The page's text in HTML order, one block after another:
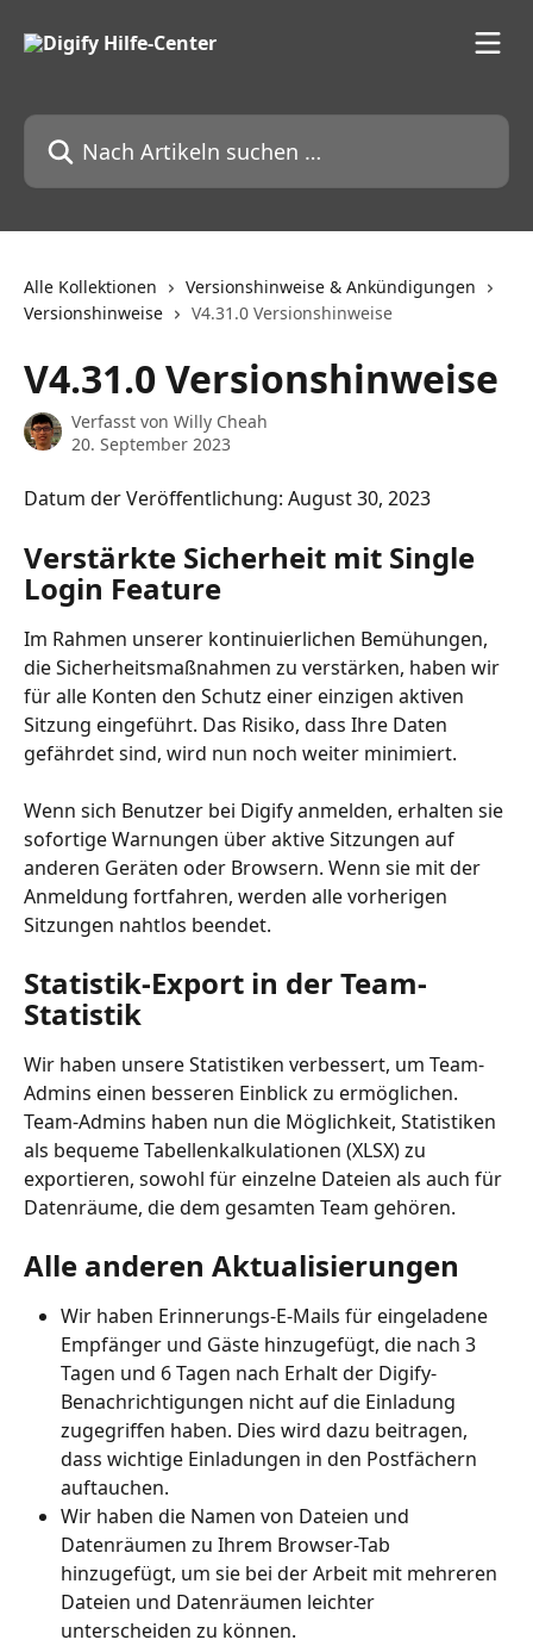
Nach Artikeln suchen …
Alle Kollektionen
Versionshinweise & Ankündigungen
Versionshinweise
V4.31.0 Versionshinweise
V4.31.0 Versionshinweise
Verfasst von Willy Cheah
20. September 2023
Datum der Veröffentlichung: August 30, 2023
Verstärkte Sicherheit mit Single
Login Feature
Im Rahmen unserer kontinuierlichen Bemühungen,
die Sicherheitsmaßnahmen zu verstärken, haben wir
für alle Konten den Schutz einer einzigen aktiven
Sitzung eingeführt. Das Risiko, dass Ihre Daten
gefährdet sind, wird nun noch weiter minimiert.
Wenn sich Benutzer bei Digify anmelden, erhalten sie
sofortige Warnungen über aktive Sitzungen auf
anderen Geräten oder Browsern. Wenn sie mit der
Anmeldung fortfahren, werden alle vorherigen
Sitzungen nahtlos beendet.
Statistik-Export in der Team-
Statistik
Wir haben unsere Statistiken verbessert, um Team-
Admins einen besseren Einblick zu ermöglichen.
Team-Admins haben nun die Möglichkeit, Statistiken
als bequeme Tabellenkalkulationen (XLSX) zu
exportieren, sowohl für einzelne Dateien als auch für
Datenräume, die dem gesamten Team gehören.
Alle anderen Aktualisierungen
Wir haben Erinnerungs-E-Mails für eingeladene
Empfänger und Gäste hinzugefügt, die nach 3
Tagen und 6 Tagen nach Erhalt der Digify-
Benachrichtigungen nicht auf die Einladung
zugegriffen haben. Dies wird dazu beitragen,
dass wichtige Einladungen in den Postfächern
auftauchen.
Wir haben die Namen von Dateien und
Datenräumen zu Ihrem Browser-Tab
hinzugefügt, um sie bei der Arbeit mit mehreren
Dateien und Datenräumen leichter
unterscheiden zu können.